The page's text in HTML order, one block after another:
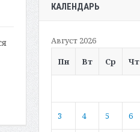
КАЛЕНДАРЬ
Август 2026
Пн
Вт Ср Чт
3 4 5 6